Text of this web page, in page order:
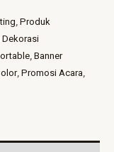
, Produk
, Banner
, Promosi Acara,